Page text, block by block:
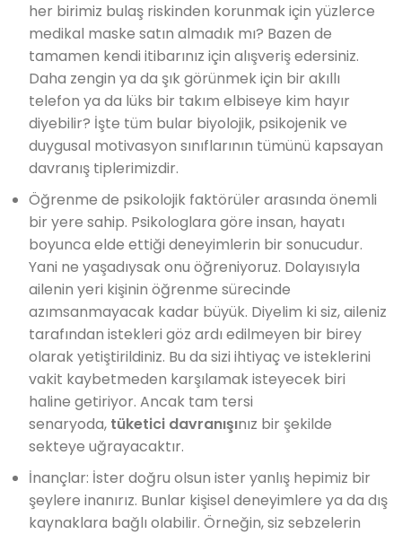
her birimiz bulaş riskinden korunmak için yüzlerce
medikal maske satın almadık mı? Bazen de
tamamen kendi itibarınız için alışveriş edersiniz.
Daha zengin ya da şık görünmek için bir akıllı
telefon ya da lüks bir takım elbiseye kim hayır
diyebilir? İşte tüm bular biyolojik, psikojenik ve
duygusal motivasyon sınıflarının tümünü kapsayan
davranış tiplerimizdir.
Öğrenme de psikolojik faktörüler arasında önemli
bir yere sahip. Psikologlara göre insan, hayatı
boyunca elde ettiği deneyimlerin bir sonucudur.
Yani ne yaşadıysak onu öğreniyoruz. Dolayısıyla
ailenin yeri kişinin öğrenme sürecinde
azımsanmayacak kadar büyük. Diyelim ki siz, aileniz
tarafından istekleri göz ardı edilmeyen bir birey
olarak yetiştirildiniz. Bu da sizi ihtiyaç ve isteklerini
vakit kaybetmeden karşılamak isteyecek biri
haline getiriyor. Ancak tam tersi
senaryoda, tüketici davranışınız bir şekilde
sekteye uğrayacaktır.
İnançlar: İster doğru olsun ister yanlış hepimiz bir
şeylere inanırız. Bunlar kişisel deneyimlere ya da dış
kaynaklara bağlı olabilir. Örneğin, siz sebzelerin